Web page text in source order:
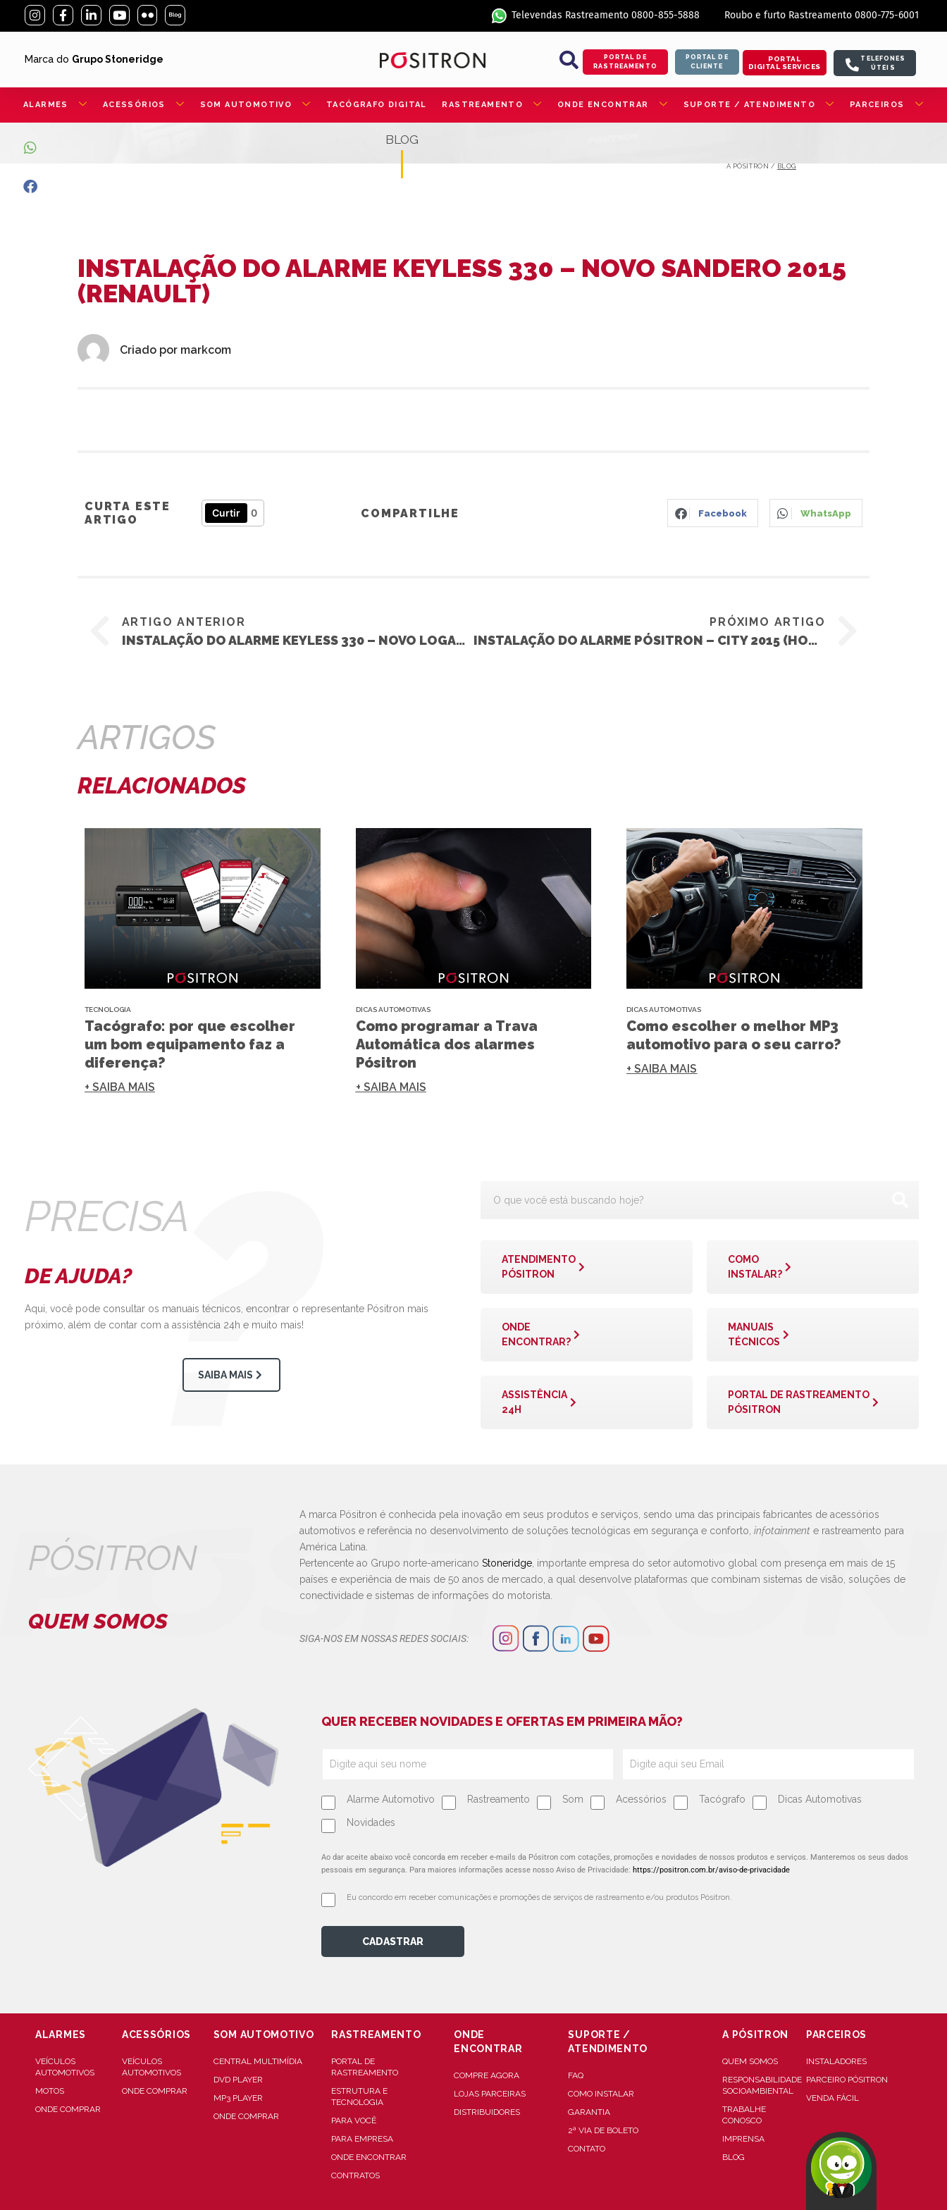
Televendas Rastreamento 0800-855-5888 Roubo e furto Rastreamento 0800-775-6001
Marca do Grupo Stoneridge
PORTAL DE
RASTREAMENTO
PORTAL DE
CLIENTE
PORTAL
DIGITAL SERVICES
TELEFONES
ÚTEIS
ALARMES ACESSÓRIOS SOM AUTOMOTIVO TACÓGRAFO DIGITAL RASTREAMENTO ONDE ENCONTRAR SUPORTE / ATENDIMENTO PARCEIROS
BLOG
A PÓSITRON /BLOG
INSTALAÇÃO DO ALARME KEYLESS 330 – NOVO SANDERO 2015
(RENAULT)
Criado por markcom
CURTA ESTE
ARTIGO
Curtir 0 COMPARTILHE Facebook WhatsApp
ARTIGO ANTERIOR
INSTALAÇÃO DO ALARME KEYLESS 330 – NOVO LOGAN 2015 (RENAULT)
PRÓXIMO ARTIGO
INSTALAÇÃO DO ALARME PÓSITRON – CITY 2015 (HONDA)
ARTIGOS
RELACIONADOS
TECNOLOGIA
Tacógrafo: por que escolher
um bom equipamento faz a
diferença?
+ SAIBA MAIS
DICAS AUTOMOTIVAS
Como programar a Trava
Automática dos alarmes
Pósitron
+ SAIBA MAIS
DICAS AUTOMOTIVAS
Como escolher o melhor MP3
automotivo para o seu carro?
+ SAIBA MAIS
PRECISA
DE AJUDA?
Aqui, você pode consultar os manuais técnicos, encontrar o representante Pósitron mais
próximo, além de contar com a assistência 24h e muito mais!
SAIBA MAIS
ATENDIMENTO
PÓSITRON
COMO
INSTALAR?
ONDE
ENCONTRAR?
MANUAIS
TÉCNICOS
ASSISTÊNCIA
24H
PORTAL DE RASTREAMENTO
PÓSITRON
PÓSITRON
QUEM SOMOS
A marca Pósitron é conhecida pela inovação em seus produtos e serviços, sendo uma das principais fabricantes de acessórios
automotivos e referência no desenvolvimento de soluções tecnológicas em segurança e conforto,infotainment e rastreamento para
América Latina.
Pertencente ao Grupo norte-americanoStoneridge, importante empresa do setor automotivo global com presença em mais de 15
países e experiência de mais de 50 anos de mercado, a qual desenvolve plataformas que combinam sistemas de visão, soluções de
conectividade e sistemas de informações do motorista.
SIGA-NOS EM NOSSAS REDES SOCIAIS:
QUER RECEBER NOVIDADES E OFERTAS EM PRIMEIRA MÃO?
Alarme Automotivo Rastreamento Som Acessórios Tacógrafo Dicas Automotivas
Novidades
Ao dar aceite abaixo você concorda em receber e-mails da Pósitron com cotações, promoções e novidades de nossos produtos e serviços. Manteremos os seus dados
pessoais em segurança. Para maiores informações acesse nosso Aviso de Privacidade: https://positron.com.br/aviso-de-privacidade
Eu concordo em receber comunicações e promoções de serviços de rastreamento e/ou produtos Pósitron.
CADASTRAR
ALARMES
VEÍCULOS
AUTOMOTIVOS
MOTOS
ONDE COMPRAR
ACESSÓRIOS
VEÍCULOS
AUTOMOTIVOS
ONDE COMPRAR
SOM AUTOMOTIVO
CENTRAL MULTIMÍDIA
DVD PLAYER
MP3 PLAYER
ONDE COMPRAR
RASTREAMENTO
PORTAL DE
RASTREAMENTO
ESTRUTURA E
TECNOLOGIA
PARA VOCÊ
PARA EMPRESA
ONDE ENCONTRAR
CONTRATOS
ONDE
ENCONTRAR
COMPRE AGORA
LOJAS PARCEIRAS
DISTRIBUIDORES
SUPORTE /
ATENDIMENTO
FAQ
COMO INSTALAR
GARANTIA
2ª VIA DE BOLETO
CONTATO
A PÓSITRON
QUEM SOMOS
RESPONSABILIDADE
SOCIOAMBIENTAL
TRABALHE
CONOSCO
IMPRENSA
BLOG
PARCEIROS
INSTALADORES
PARCEIRO PÓSITRON
VENDA FÁCIL